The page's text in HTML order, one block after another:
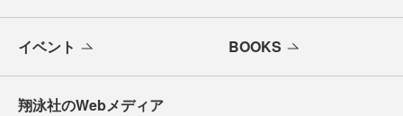
イベント BOOKS
翔泳社のWebメディア